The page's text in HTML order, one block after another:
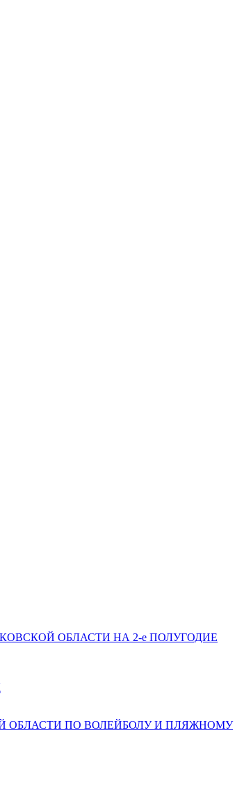
ОБЛАСТИ НА 2-е ПОЛУГОДИЕ
ОБЛАСТИ ПО ВОЛЕЙБОЛУ И ПЛЯЖНОМУ